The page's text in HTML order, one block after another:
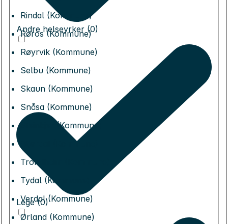
Rindal (Kommune)
Røros (Kommune)
Røyrvik (Kommune)
Selbu (Kommune)
Skaun (Kommune)
Snåsa (Kommune)
Steinkjer (Kommune)
Stjørdal (Kommune)
Trondheim (Kommune)
Tydal (Kommune)
Verdal (Kommune)
Ørland (Kommune)
Andre helseyrker (0)
Lege (0)